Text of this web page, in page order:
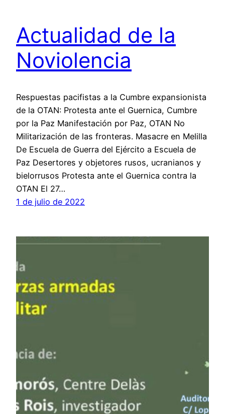
Actualidad de la
Noviolencia
Respuestas pacifistas a la Cumbre expansionista
de la OTAN: Protesta ante el Guernica, Cumbre
por la Paz Manifestación por Paz, OTAN No
Militarización de las fronteras. Masacre en Melilla
De Escuela de Guerra del Ejército a Escuela de
Paz Desertores y objetores rusos, ucranianos y
bielorrusos Protesta ante el Guernica contra la
OTAN El 27…
1 de julio de 2022